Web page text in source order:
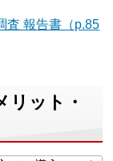
査 報告書（p.85
リット・